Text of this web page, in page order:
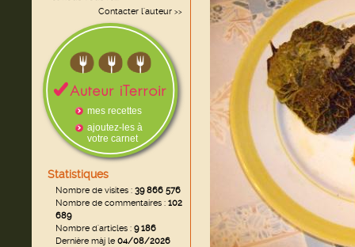
Contacter l'auteur >>
mes recettes
ajoutez-les à
votre carnet
Statistiques
Nombre de visites : 39 866 576
Nombre de commentaires : 102
689
Nombre d'articles : 9 186
Dernière màj le04/08/2026